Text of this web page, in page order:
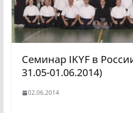
Семинар IKYF в
31.05-01.06.2014)
02.06.2014